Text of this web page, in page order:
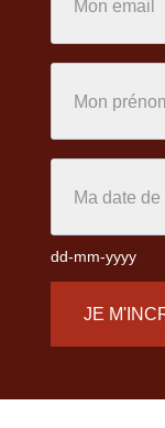
dd-mm-yyyy
JE